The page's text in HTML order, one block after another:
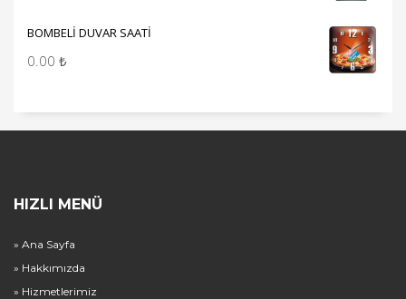
BOMBELİ DUVAR SAATİ
0.00 ₺
HIZLI MENÜ
» Ana Sayfa
» Hakkımızda
» Hizmetlerimiz